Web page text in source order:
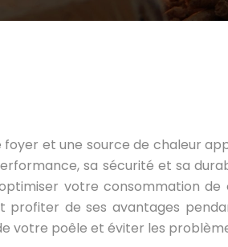
et une source de chaleur
sa sécurité et sa
votre consommation
de ses avantages
poêle et éviter les